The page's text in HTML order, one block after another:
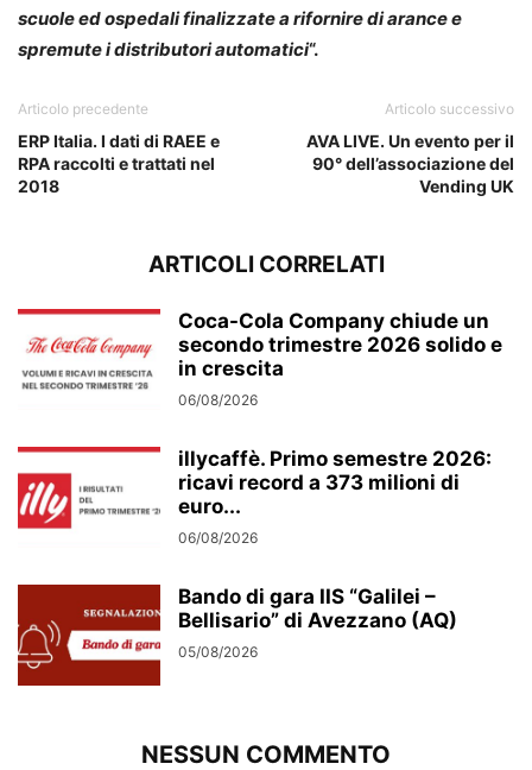
scuole ed ospedali finalizzate a rifornire di arance e
spremute i distributori automatici“.
Articolo precedente
ERP Italia. I dati di RAEE e
RPA raccolti e trattati nel
2018
Articolo successivo
AVA LIVE. Un evento per il
90° dell’associazione del
Vending UK
ARTICOLI CORRELATI
Coca-Cola Company chiude un
secondo trimestre 2026 solido e
in crescita
06/08/2026
illycaffè. Primo semestre 2026:
ricavi record a 373 milioni di
euro...
06/08/2026
Bando di gara IIS “Galilei –
Bellisario” di Avezzano (AQ)
05/08/2026
NESSUN COMMENTO